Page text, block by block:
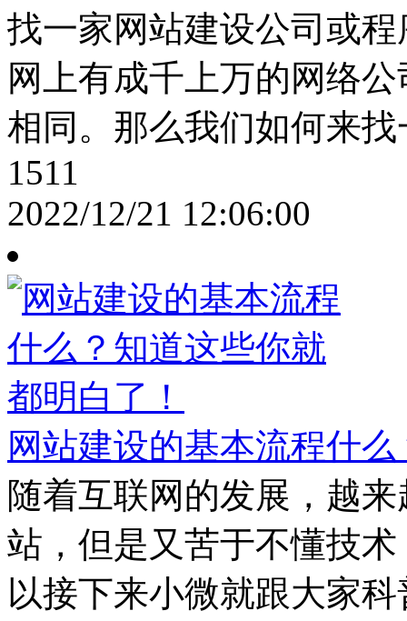
找一家网站建设公司或
网上有成千上万的网络
相同。那么我们如何来
1511
2022/12/21 12:06:00
网站建设的基本流程什
随着互联网的发展，越
站，但是又苦于不懂技
以接下来小微就跟大家